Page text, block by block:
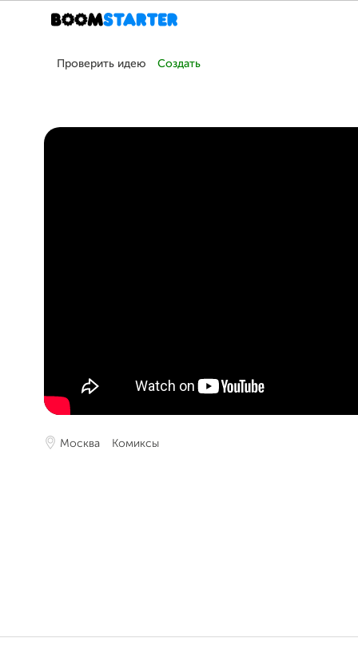
Проверить идею Создать
Москва Комиксы